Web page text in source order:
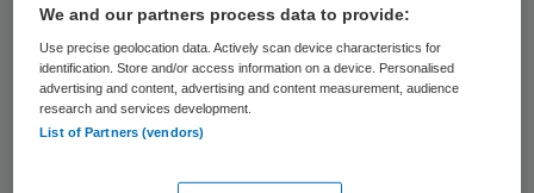
Noodstroomvoorziening
Coördinator van het calamiteitenteam en lid
van de raad van bestuur Marijke van den
Berg zei dat zondagmiddag op een
We and our partners process data to provide:
Use precise geolocation data. Actively scan device characteristics for
identification. Store and/or access information on a device. Personalised
advertising and content, advertising and content measurement, audience
research and services development.
List of Partners (vendors)